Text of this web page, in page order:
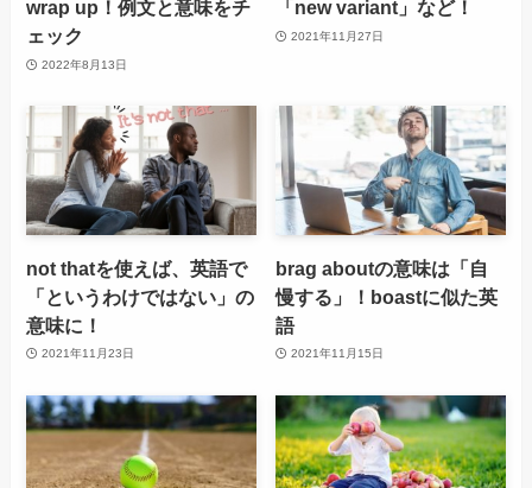
wrap up！例文と意味をチ
ェック
2022年8月13日
「new variant」など！
2021年11月27日
not thatを使えば、英語で
「というわけではない」の
意味に！
2021年11月23日
brag aboutの意味は「自
慢する」！boastに似た英
語
2021年11月15日